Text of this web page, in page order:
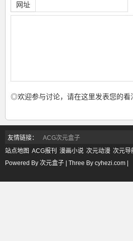
网址
◎欢迎参与讨论，请在这里发表您的看
友情链接：
ACG次元盒子
站点地图 ACG报刊 漫画小说 次元动漫 次元导
Powered By 次元盒子 | Three By cyhezi.com |